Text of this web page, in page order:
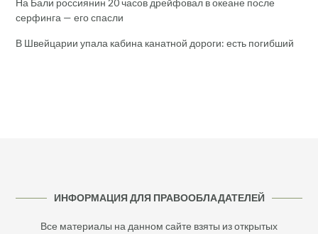
серфинга — его спасли
В Швейцарии упала кабина канатной дороги: есть погибший
ИНФОРМАЦИЯ ДЛЯ ПРАВООБЛАДАТЕЛЕЙ
Все материалы на данном сайте взяты из открытых